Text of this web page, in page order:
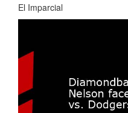
El Imparcial